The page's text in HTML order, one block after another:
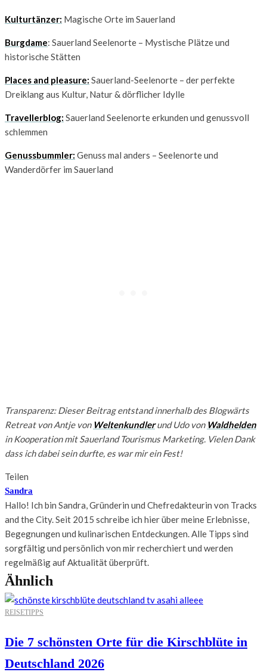
Kulturtänzer: Magische Orte im Sauerland
Burgdame: Sauerland Seelenorte – Mystische Plätze und
historische Stätten
Places and pleasure: Sauerland-Seelenorte – der perfekte
Dreiklang aus Kultur, Natur & dörflicher Idylle
Travellerblog: Sauerland Seelenorte erkunden und genussvoll
schlemmen
Genussbummler: Genuss mal anders – Seelenorte und
Wanderdörfer im Sauerland
Transparenz: Dieser Beitrag entstand innerhalb des Blogwärts
Retreat von Antje von Weltenkundlerund Udo von Waldhelden
in Kooperation mit Sauerland Tourismus Marketing. Vielen Dank
dass ich dabei sein durfte, es war mir ein Fest!
Teilen
Sandra
Hallo! Ich bin Sandra, Gründerin und Chefredakteurin von Tracks
and the City. Seit 2015 schreibe ich hier über meine Erlebnisse,
Begegnungen und kulinarischen Entdeckungen. Alle Tipps sind
sorgfältig und persönlich von mir recherchiert und werden
regelmäßig auf Aktualität überprüft.
Ähnlich
REISETIPPS
Die 7 schönsten Orte für die Kirschblüte in
Deutschland 2026